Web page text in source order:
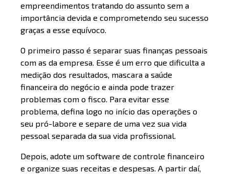
empreendimentos tratando do assunto sem a
importância devida e comprometendo seu sucesso
graças a esse equívoco.
O primeiro passo é separar suas finanças pessoais
com as da empresa. Esse é um erro que dificulta a
medição dos resultados, mascara a saúde
financeira do negócio e ainda pode trazer
problemas com o fisco. Para evitar esse
problema, defina logo no início das operações o
seu pró-labore e separe de uma vez sua vida
pessoal separada da sua vida profissional.
Depois, adote um software de controle financeiro
e organize suas receitas e despesas. A partir daí,